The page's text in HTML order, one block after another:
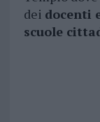
dei docenti
scuole